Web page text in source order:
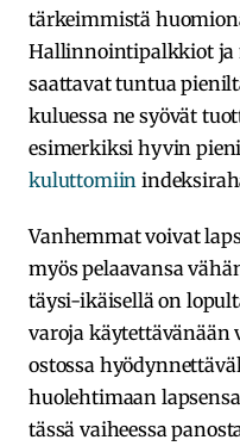
tärkeimmistä
Hallinnointipalkkiot ja
saattavat tuntua
kuluessa ne syövät
esimerkiksi hyvin
kuluttomiin
Vanhemmat voivat
myös pelaavansa
täysi-ikäisellä on
varoja käytettävänään
ostossa
huolehtimaan
tässä vaiheessa